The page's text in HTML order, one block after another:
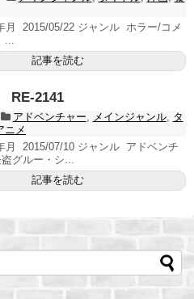
月 2015/05/22 ジャンル ホラー/コメ
記事を読む
RE-2141
アドベンチャー メインジャンル, タ
ニメ
月 2015/07/10 ジャンル アドベンチ
グルー・シ...
記事を読む